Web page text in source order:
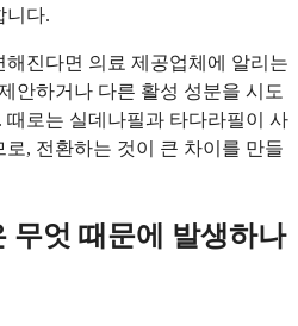
니다.
진다면 의료 제공업체에 알리는
안하거나 다른 활성 성분을 시도
로는 실데나필과 타다라필이 사
, 전환하는 것이 큰 차이를 만들
무엇 때문에 발생하나